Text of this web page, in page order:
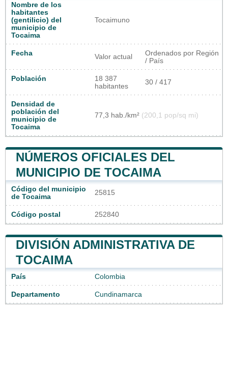
Nombre de los
habitantes
(gentilicio) del
municipio de
Tocaima
Tocaimuno
Fecha Valor actual
Ordenados por Región
/ País
Población
18 387
habitantes
30 / 417
Densidad de
población del
municipio de
Tocaima
77,3 hab./km² (200,1 pop/sq mi)
NÚMEROS OFICIALES DEL
MUNICIPIO DE TOCAIMA
Código del municipio
de Tocaima
25815
Código postal 252840
DIVISIÓN ADMINISTRATIVA DE
TOCAIMA
País Colombia
Departamento Cundinamarca